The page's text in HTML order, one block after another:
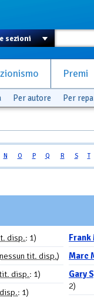
Premi
Per autore Per
N O P Q R S T
disp.: 1)
nessun tit. disp.)
disp.: 1)
: 1)
Marc
Gary
2)